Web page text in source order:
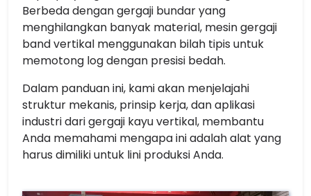
Berbeda dengan gergaji bundar yang
menghilangkan banyak material, mesin gergaji
band vertikal menggunakan bilah tipis untuk
memotong log dengan presisi bedah.
Dalam panduan ini, kami akan menjelajahi
struktur mekanis, prinsip kerja, dan aplikasi
industri dari gergaji kayu vertikal, membantu
Anda memahami mengapa ini adalah alat yang
harus dimiliki untuk lini produksi Anda.